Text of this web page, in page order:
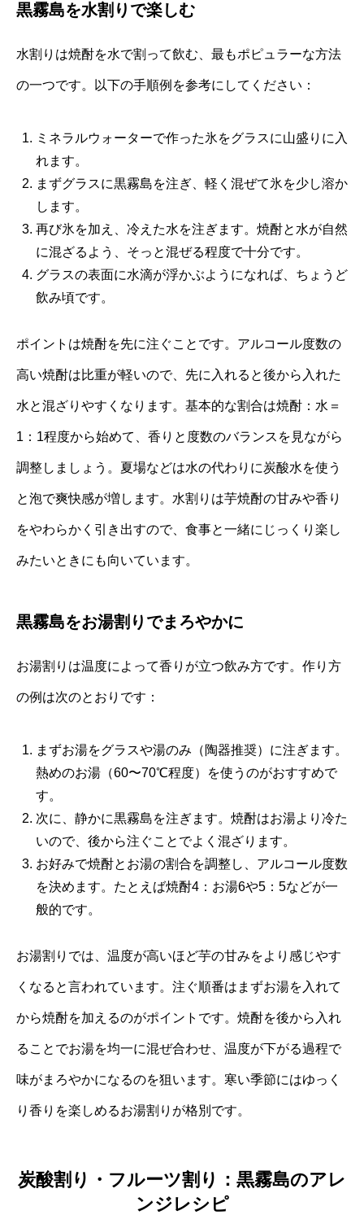
黒霧島を水割りで楽しむ
水割りは焼酎を水で割って飲む、最もポピュラーな方法
の一つです。以下の手順例を参考にしてください：
ミネラルウォーターで作った氷をグラスに山盛りに入
れます。
まずグラスに黒霧島を注ぎ、軽く混ぜて氷を少し溶か
します。
再び氷を加え、冷えた水を注ぎます。焼酎と水が自然
に混ざるよう、そっと混ぜる程度で十分です。
グラスの表面に水滴が浮かぶようになれば、ちょうど
飲み頃です。
ポイントは焼酎を先に注ぐことです。アルコール度数の
高い焼酎は比重が軽いので、先に入れると後から入れた
水と混ざりやすくなります。基本的な割合は焼酎：水＝
1：1程度から始めて、香りと度数のバランスを見ながら
調整しましょう。夏場などは水の代わりに炭酸水を使う
と泡で爽快感が増します。水割りは芋焼酎の甘みや香り
をやわらかく引き出すので、食事と一緒にじっくり楽し
みたいときにも向いています。
黒霧島をお湯割りでまろやかに
お湯割りは温度によって香りが立つ飲み方です。作り方
の例は次のとおりです：
まずお湯をグラスや湯のみ（陶器推奨）に注ぎます。
熱めのお湯（60〜70℃程度）を使うのがおすすめで
す。
次に、静かに黒霧島を注ぎます。焼酎はお湯より冷た
いので、後から注ぐことでよく混ざります。
お好みで焼酎とお湯の割合を調整し、アルコール度数
を決めます。たとえば焼酎4：お湯6や5：5などが一
般的です。
お湯割りでは、温度が高いほど芋の甘みをより感じやす
くなると言われています。注ぐ順番はまずお湯を入れて
から焼酎を加えるのがポイントです。焼酎を後から入れ
ることでお湯を均一に混ぜ合わせ、温度が下がる過程で
味がまろやかになるのを狙います。寒い季節にはゆっく
り香りを楽しめるお湯割りが格別です。
炭酸割り・フルーツ割り：黒霧島のアレ
ンジレシピ